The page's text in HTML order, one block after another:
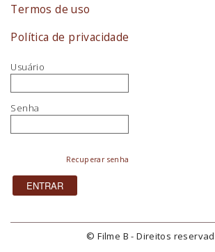
Termos de uso
Política de privacidade
Usuário
Senha
Recuperar senha
© Filme B - Direitos